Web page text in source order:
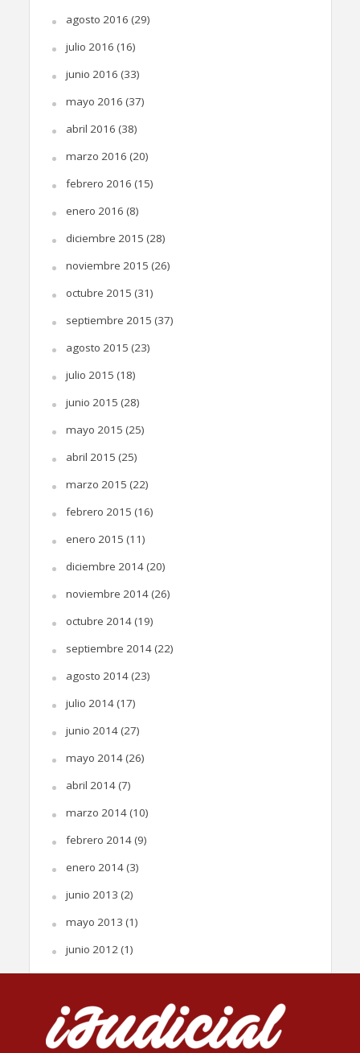
agosto 2016 (29)
julio 2016 (16)
junio 2016 (33)
mayo 2016 (37)
abril 2016 (38)
marzo 2016 (20)
febrero 2016 (15)
enero 2016 (8)
diciembre 2015 (28)
noviembre 2015 (26)
octubre 2015 (31)
septiembre 2015 (37)
agosto 2015 (23)
julio 2015 (18)
junio 2015 (28)
mayo 2015 (25)
abril 2015 (25)
marzo 2015 (22)
febrero 2015 (16)
enero 2015 (11)
diciembre 2014(20)
noviembre 2014(26)
octubre 2014(19)
septiembre 2014(22)
agosto 2014(23)
julio 2014(17)
junio 2014(27)
mayo 2014(26)
abril 2014(7)
marzo 2014(10)
febrero 2014(9)
enero 2014(3)
junio 2013 (2)
mayo 2013 (1)
junio 2012(1)